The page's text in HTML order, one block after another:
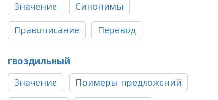
Значение
Синонимы
Правописание Перевод
гвоздильный
Значение
Примеры предложений